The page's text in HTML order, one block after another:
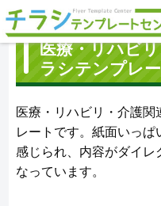
医療・リハビ
ラシテンプレ
医療・リハビリ・介護
レートです。紙面いっ
感じられ、内容がダイレ
なっています。